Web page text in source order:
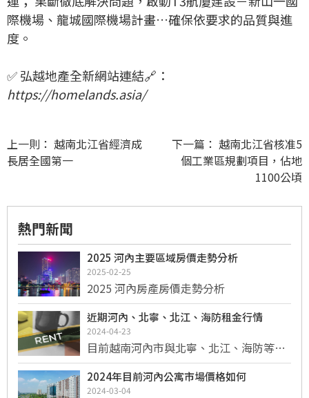
際機場、龍城國際機場計畫…確保依要求的品質與進
度。
✅ 弘越地產全新網站連結🔗：
https://homelands.asia/
上一則： 越南北江省經濟成
長居全國第一
下一篇： 越南北江省核准5
個工業區規劃項目，佔地
1100公頃
熱門新聞
2025 河內主要區域房價走勢分析
2025-02-25
2025 河內房產房價走勢分析
近期河內、北寧、北江、海防租金行情
2024-04-23
目前越南河內市與北寧、北江、海防等地
各大公寓項目的租金行情整理
2024年目前河內公寓市場價格如何
2024-03-04